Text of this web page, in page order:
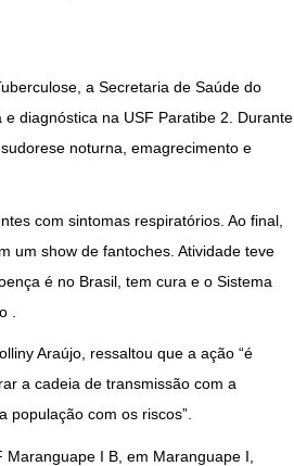
a Secretaria de Saúde do
diagnóstica na USF Paratibe 2. Durante
noturna, emagrecimento e
com sintomas respiratórios. Ao final,
um show de fantoches. Atividade teve
é no Brasil, tem cura e o Sistema
.
Araújo, ressaltou que a ação “é
a cadeia de transmissão com a
população com os riscos”.
I B, em Maranguape I,